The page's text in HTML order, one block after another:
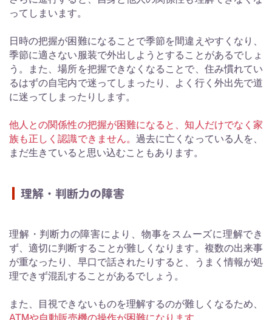
ってしまいます。
日時の把握が困難になることで季節を間違えやすくなり、
季節に適さない服装で外出しようとすることがあるでしょ
う。また、場所を把握できなくなることで、住み慣れてい
るはずの自宅内で迷ってしまったり、よく行く外出先で道
に迷ってしまったりします。
他人との関係性の把握が困難になると、知人だけでなく家
族も正しく認識できません。過去に亡くなっている人を、
まだ生きていると思い込むこともあります。
理解・判断力の障害
理解・判断力の障害により、物事をスムーズに理解でき
ず、適切に判断することが難しくなります。複数の出来事
が重なったり、早口で話されたりすると、うまく情報が処
理できず混乱することがあるでしょう。
また、目視できないものを理解するのが難しくなるため、